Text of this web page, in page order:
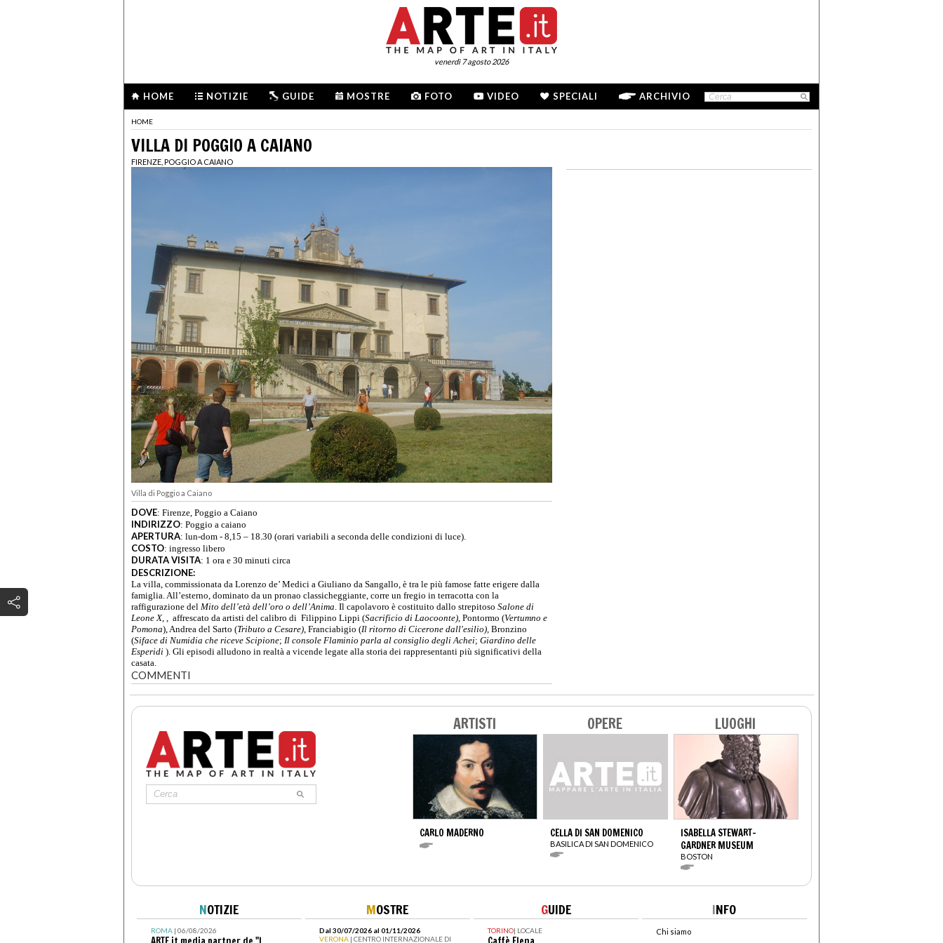
venerdì 7 agosto 2026
HOME NOTIZIE GUIDE MOSTRE FOTO VIDEO SPECIALI ARCHIVIO
HOME
VILLA DI POGGIO A CAIANO
FIRENZE, POGGIO A CAIANO
Villa di Poggio a Caiano
DOVE: Firenze, Poggio a Caiano
INDIRIZZO: Poggio a caiano
APERTURA: lun-dom - 8,15 – 18.30 (orari variabili a seconda delle condizioni di luce).
COSTO: ingresso libero
DURATA VISITA: 1 ora e 30 minuti circa
DESCRIZIONE:
La villa, commissionata da Lorenzo de’ Medici a Giuliano da Sangallo, è tra le più famose fatte erigere dalla
famiglia. All’esterno, dominato da un pronao classicheggiante, corre un fregio in terracotta con la
raffigurazione del Mito dell’età dell’oro o dell’Anima . Il capolavoro è costituito dallo strepitoso Salone di
Leone X, , affrescato da artisti del calibro di Filippino Lippi (Sacrificio di Laocoonte) , Pontormo (Vertumno e
Pomona), Andrea del Sarto (Tributo a Cesare) , Franciabigio (Il ritorno di Cicerone dall'esilio), Bronzino
(Siface di Numidia che riceve Scipione; Il console Flaminio parla al consiglio degli Achei; Giardino delle
Esperidi ). Gli episodi alludono in realtà a vicende legate alla storia dei rappresentanti più significativi della
casata.
COMMENTI
ARTISTI
CARLO MADERNO
OPERE
CELLA DI SAN DOMENICO
BASILICA DI SAN DOMENICO
LUOGHI
ISABELLA STEWART-
GARDNER MUSEUM
BOSTON
NOTIZIE
ROMA| 06/08/2026
MOSTRE
Dal 30/07/2026 al 01/11/2026
VERONA | CENTRO INTERNAZIONALE DI
GUIDE
TORINO| LOCALE
INFO
Chi siamo